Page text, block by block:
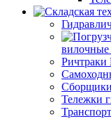
Ричтраки
Тележки